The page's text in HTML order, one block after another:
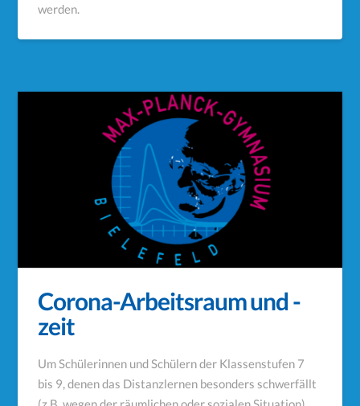
werden.
Corona-Arbeitsraum und -
zeit
Um Schülerinnen und Schülern der Klassenstufen 7
bis 9, denen das Distanzlernen besonders schwerfällt